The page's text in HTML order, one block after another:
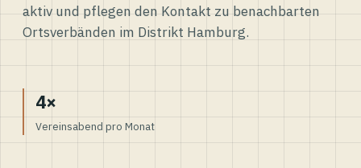
aktiv und pflegen den Kontakt zu benachbarten
Ortsverbänden im Distrikt Hamburg.
4×
Vereinsabend pro Monat